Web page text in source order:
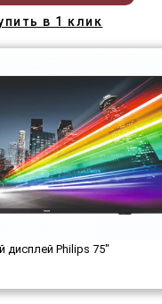
в 1 клик
Philips 75"